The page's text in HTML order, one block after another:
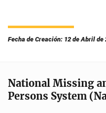
Fecha de Creación: 12 de Abril de
National Missing
Persons System